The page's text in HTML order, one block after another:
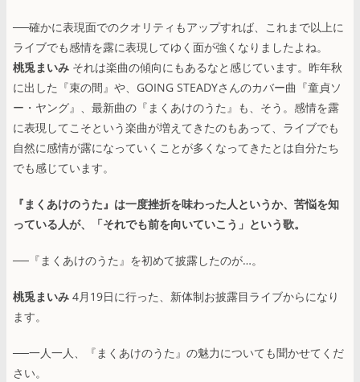
──確かに表現面でのクオリティもアップすれば、これまで以上に
ライブでも感情を露に表現してゆく面が強くなりましたよね。
桃兎まいみ それは楽曲の傾向にもあるなと感じています。昨年秋
に出した『束の間』や、GOING STEADYさんのカバー曲『童貞ソ
ー・ヤング』、最新曲の『まくあけのうた』も、そう。感情を露
に表現してこそという楽曲が増えてきたのもあって、ライブでも
自然に感情が露になっていくことが多くなってきたとは自分たち
でも感じています。
『まくあけのうた』は一度挫折を味わった人というか、苦悩を知
っている人が、「それでも前を向いていこう」という歌。
──『まくあけのうた』を初めて披露したのが…。
桃兎まいみ 4月19日に行った、新体制お披露目ライブからになり
ます。
──一人一人、『まくあけのうた』の魅力についても聞かせてくだ
さい。